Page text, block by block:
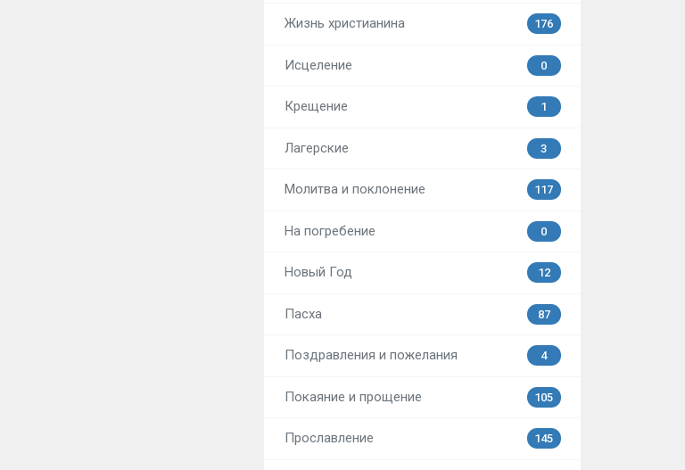
Жизнь христианина 176
Исцеление 0
Крещение 1
Лагерские 3
Молитва и поклонение 117
На погребение 0
Новый Год 12
Пасха 87
Поздравления и пожелания 4
Покаяние и прощение 105
Прославление 145